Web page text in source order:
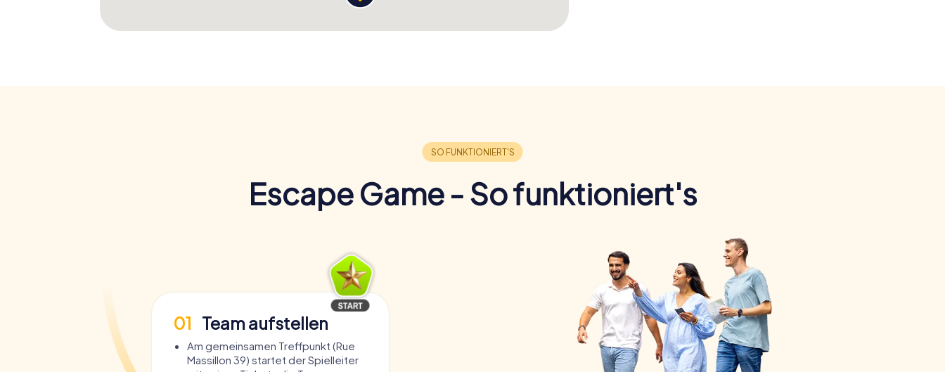
Escape Game - So funktioniert's
01 Team aufstellen
Am gemeinsamen Treffpunkt (Rue
Massillon 39) startet der Spielleiter